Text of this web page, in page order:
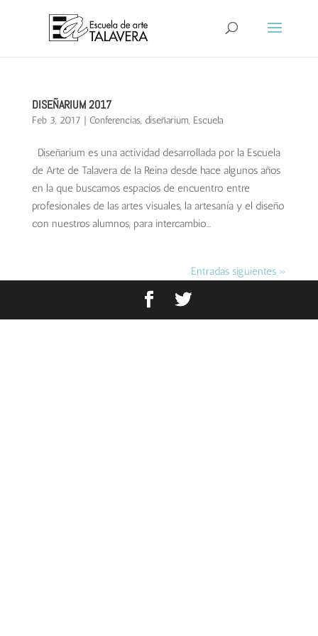
DISEÑARIUM 2017
Feb 3, 2017 | Conferencias, diseñarium, Escuela
Diseñarium es una actividad desarrollada por la Escuela
de Arte de Talavera de la Reina desde hace algunos años
en la que buscamos espacios de encuentro entre
profesionales de las artes visuales, la artesanía y el diseño
con nuestros alumnos, para intercambio...
Entradas siguientes »